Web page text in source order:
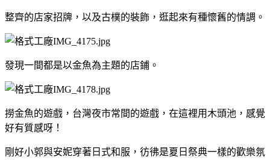
整齊的店家招牌，以及古樸的裝飾，逛起來有種懷舊的情調。
發現一間都是以金魚為主題的店鋪。
撈金魚的遊戲，台灣夜市常間的遊戲，在這裡用木頭池，感覺
好有質感呀！
剛好小郭與安妮穿著日式和服，彷彿是夏日祭典一樣的歡樂氛